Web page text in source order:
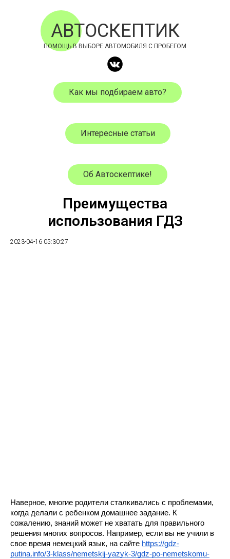
АВТОСКЕПТИК
ПОМОЩЬ В ВЫБОРЕ АВТОМОБИЛЯ С ПРОБЕГОМ
Как мы подбираем авто?
Интересные статьи
Об Автоскептике!
Преимущества
использования ГДЗ
2023-04-16 05:30:27
Наверное, многие родители сталкивались с проблемами,
когда делали с ребенком домашнее задание. К
сожалению, знаний может не хватать для правильного
решения многих вопросов. Например, если вы не учили в
свое время немецкий язык, на сайте https://gdz-
putina.info/3-klass/nemetskij-yazyk-3/gdz-po-nemetskomu-